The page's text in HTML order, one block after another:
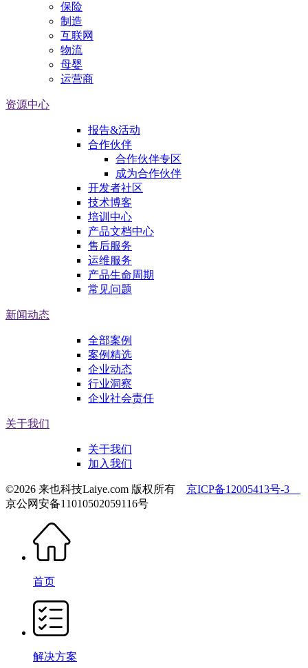
保险
制造
互联网
物流
母婴
运营商
资源中心
报告&活动
合作伙伴
合作伙伴专区
成为合作伙伴
开发者社区
技术博客
培训中心
产品文档中心
售后服务
运维服务
产品生命周期
常见问题
新闻动态
全部案例
案例精选
企业动态
行业洞察
企业社会责任
关于我们
关于我们
加入我们
©2026 来也科技Laiye.com 版权所有 京ICP备12005413号-3
京公网安备11010502059116号
首页
解决方案